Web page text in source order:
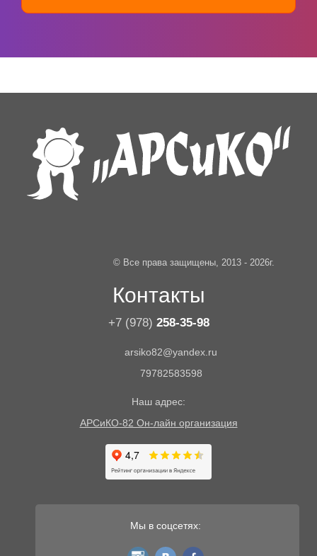
© Все права защищены, 2013 - 2026г.
Контакты
+7 (978) 258-35-98
arsiko82@yandex.ru
79782583598
Наш адрес:
АРСиКО-82 Он-лайн организация
Мы в соцсетях:
instagram
vk fb